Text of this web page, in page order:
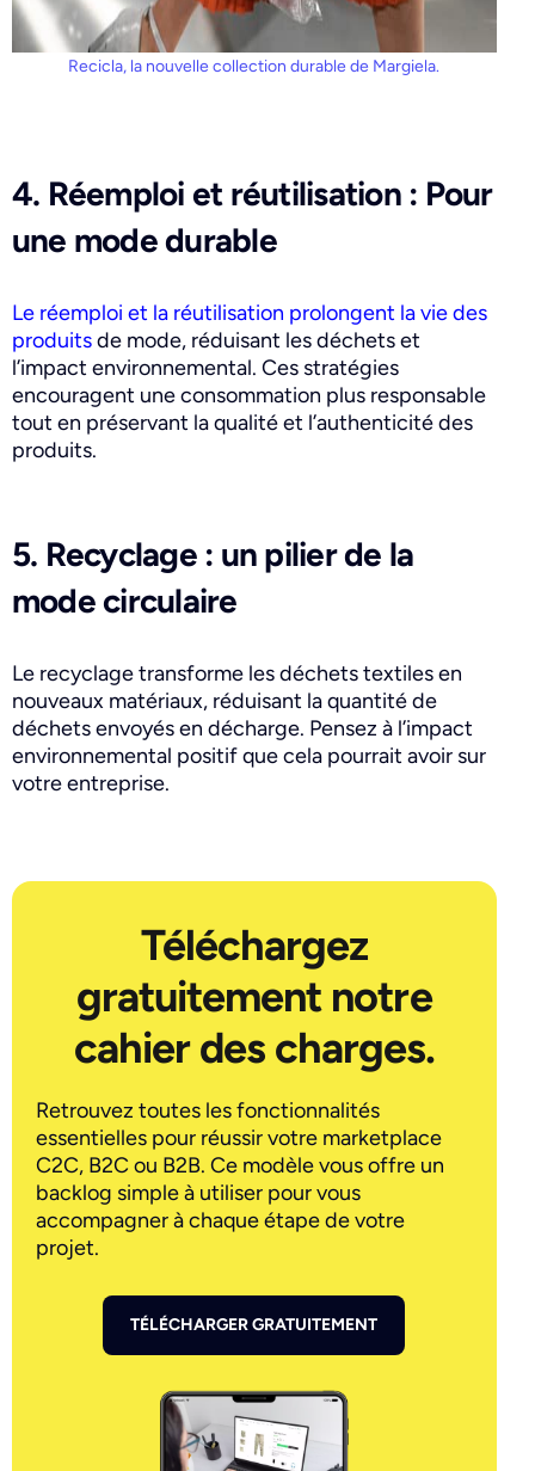
Recicla, la nouvelle collection durable de Margiela.
4. Réemploi et réutilisation : Pour
une mode durable
Le réemploi et la réutilisation prolongent la vie des
produitsde mode, réduisant les déchets et
l’impact environnemental. Ces stratégies
encouragent une consommation plus responsable
tout en préservant la qualité et l’authenticité des
produits.
5. Recyclage : un pilier de la
mode circulaire
Le recyclage transforme les déchets textiles en
nouveaux matériaux, réduisant la quantité de
déchets envoyés en décharge. Pensez à l’impact
environnemental positif que cela pourrait avoir sur
votre entreprise.
Téléchargez
gratuitement notre
cahier des charges.
Retrouvez toutes les fonctionnalités
essentielles pour réussir votre marketplace
C2C, B2C ou B2B. Ce modèle vous offre un
backlog simple à utiliser pour vous
accompagner à chaque étape de votre
projet.
TÉLÉCHARGER GRATUITEMENT